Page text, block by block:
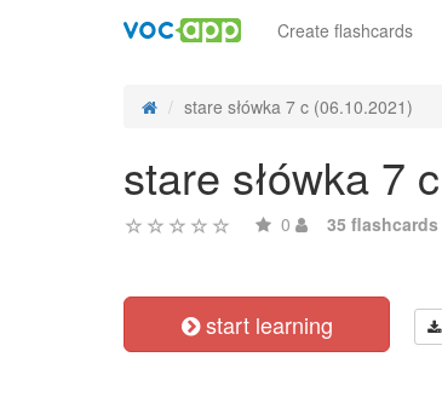
Create flashcards
stare słówka 7 c (06.10.2021)
stare słówka 7
0 35 flashcards
start learning